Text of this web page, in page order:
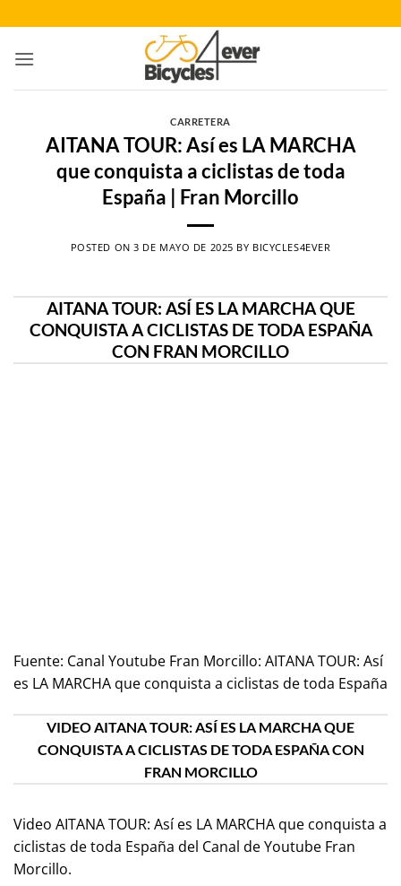
al
contenido
CARRETERA
AITANA TOUR: Así es LA MARCHA
que conquista a ciclistas de toda
España | Fran Morcillo
POSTED ON3 DE MAYO DE 2025 BY BICYCLES4EVER
AITANA TOUR: ASÍ ES LA MARCHA QUE
CONQUISTA A CICLISTAS DE TODA ESPAÑA
CON FRAN MORCILLO
Fuente: Canal Youtube Fran Morcillo: AITANA TOUR: Así
es LA MARCHA que conquista a ciclistas de toda España
VIDEO AITANA TOUR: ASÍ ES LA MARCHA QUE
CONQUISTA A CICLISTAS DE TODA ESPAÑA CON
FRAN MORCILLO
Video AITANA TOUR: Así es LA MARCHA que conquista a
ciclistas de toda España del Canal de Youtube Fran
Morcillo.